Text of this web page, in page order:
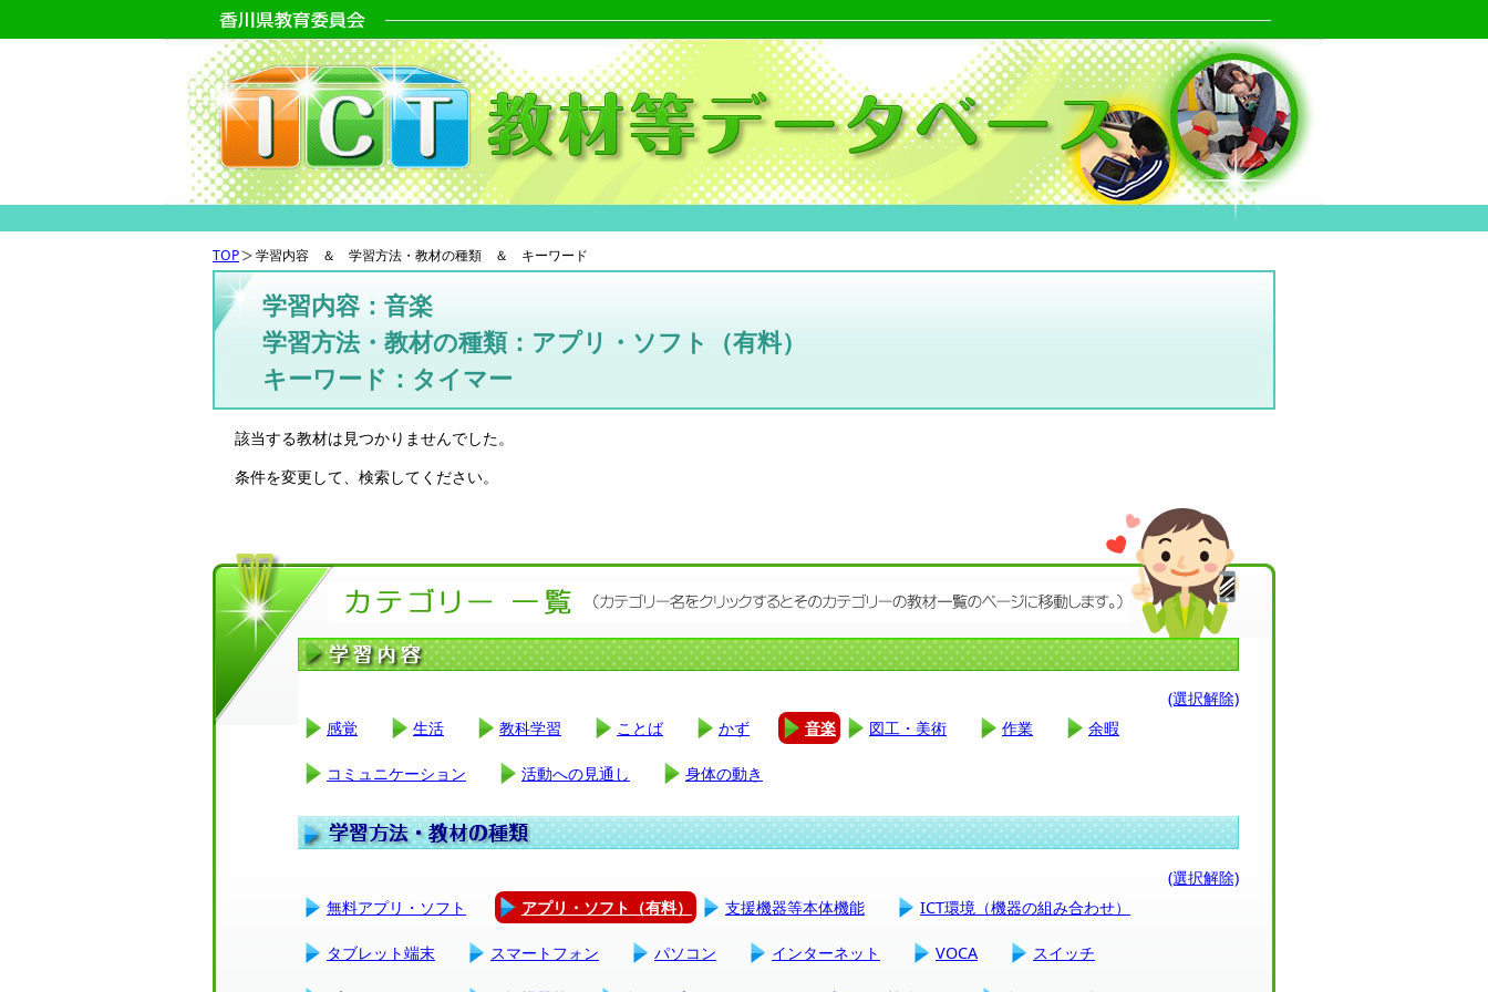
TOP 学習内容 ＆ 学習方法・教材の種類 ＆ キーワード
学習内容：音楽
学習方法・教材の種類：アプリ・ソフト（有料）
キーワード：タイマー
該当する教材は見つかりませんでした。
条件を変更して、検索してください。
(選択解除)
感覚
生活 教科学習 ことば かず 音楽 図工・美術 作業 余暇
コミュニケーション 活動への見通し 身体の動き
(選択解除)
無料アプリ・ソフト
アプリ・ソフト（有料） 支援機器等本体機能 ICT環境（機器の組み合わせ）
タブレット端末 スマートフォン パソコン インターネット VOCA スイッチ